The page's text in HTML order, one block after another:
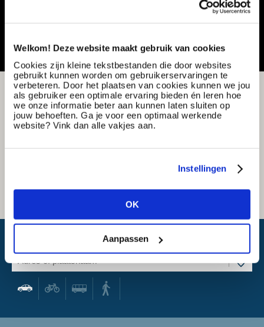
Welkom! Deze website maakt gebruik van cookies
Cookies zijn kleine tekstbestanden die door websites
gebruikt kunnen worden om gebruikerservaringen te
verbeteren. Door het plaatsen van cookies kunnen we jou
als gebruiker een optimale ervaring bieden én leren hoe
we onze informatie beter aan kunnen laten sluiten op
jouw behoeften. Ga je voor een optimaal werkende
website? Vink dan alle vakjes aan.
Instellingen
OK
Aanpassen
Wat is mijn reistijd?